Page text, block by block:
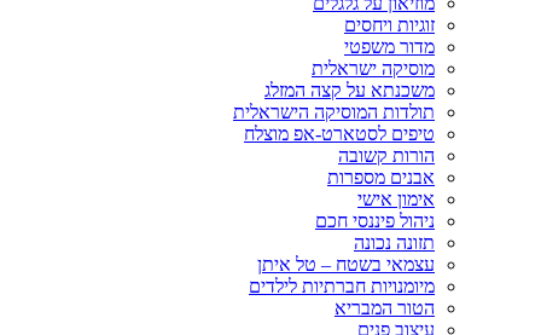
זוגיות ויחסים
מדור משפטי
מוסיקה ישראלית
משכנתא על קצה המזלג
תולדות המוסיקה הישראלית
טיפים לסטארט-אפ מוצלח
הורות קשובה
אבנים מספרות
אימון אישי
ניהול פיננסי חכם
תזונה נכונה
עצמאי בשטח – טל איתן
מיומנויות חברתיות לילדים
הטור המבריא
עיצוב פנים